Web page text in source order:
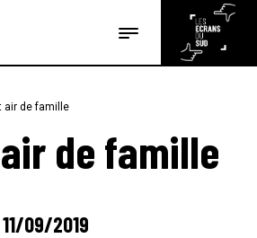
Les articles
air de famille
de famille
11/09/2019